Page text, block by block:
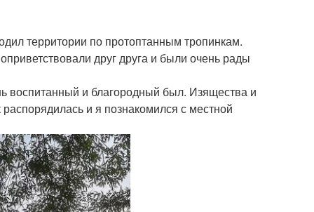
территории по протоптанным тропинкам.
друг друга и были очень рады
воспитанный и благородный был. Изящества и
и я познакомился с местной